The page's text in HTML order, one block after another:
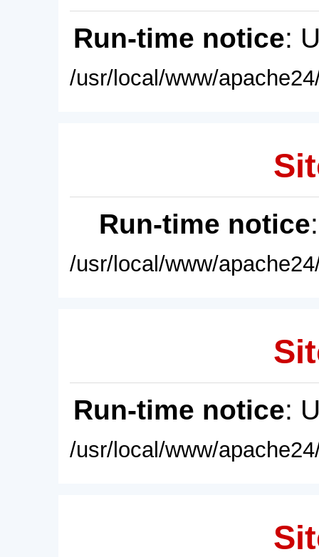
Run-time notice:
/usr/local/www/
Run-time notice
/usr/local/www/
Run-time notice:
/usr/local/www/